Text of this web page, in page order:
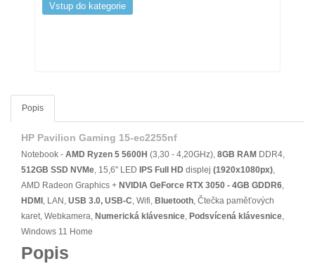
Vstup do kategorie
Popis
HP Pavilion Gaming 15-ec2255nf
Notebook - AMD Ryzen 5 5600H (3,30 - 4,20GHz), 8GB RAM DDR4,
512GB SSD NVMe, 15,6" LED IPS Full HD displej (1920x1080px),
AMD Radeon Graphics + NVIDIA GeForce RTX 3050 - 4GB GDDR6,
HDMI , LAN, USB 3.0, USB-C, Wifi, Bluetooth, Čtečka paměťových
karet, Webkamera, Numerická klávesnice, Podsvícená klávesnice,
Windows 11 Home
Popis